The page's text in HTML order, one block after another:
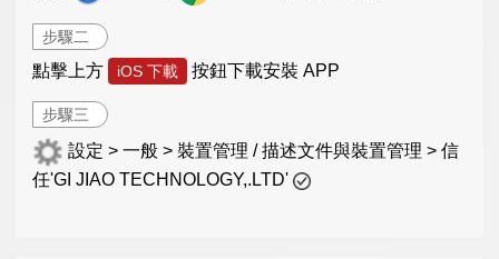
步驟二
點擊上方 iOS 下載 按鈕下載安裝 APP
步驟三
設定 > 一般 > 裝置管理 / 描述文件與裝置管理 > 信
任'GI JIAO TECHNOLOGY,.LTD'